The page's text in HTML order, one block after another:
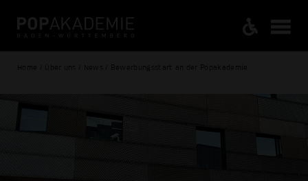
Home / Über uns / News / Bewerbungsstart an der Popakademie